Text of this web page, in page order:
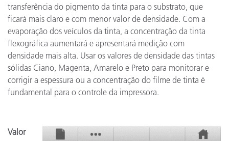
transferência do pigmento da tinta para o substrato, que
ficará mais claro e com menor valor de densidade. Com a
evaporação dos veículos da tinta, a concentração da tinta
flexográfica aumentará e apresentará medição com
densidade mais alta. Usar os valores de densidade das tintas
sólidas Ciano, Magenta, Amarelo e Preto para monitorar e
corrigir a espessura ou a concentração do filme de tinta é
fundamental para o controle da impressora.
Valor